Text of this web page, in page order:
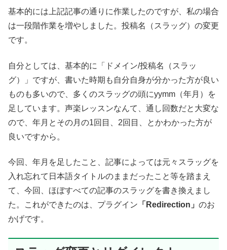
基本的には上記記事の通りに作業したのですが、私の場合
は一段階作業を増やしました。投稿名（スラッグ）の変更
です。
自分としては、基本的に「ドメイン/投稿名（スラッ
グ）」ですが、書いた時期も自分自身が分かった方が良い
ものも多いので、多くのスラッグの頭にyymm（年月）を
足しています。声楽レッスンなんて、通し回数だと大変な
ので、年月とその月の1回目、2回目、とかわかった方が
良いですから。
今回、年月を足したこと、記事によっては元々スラッグを
入れ忘れて日本語タイトルのままだったこと等を踏まえ
て、今回、ほぼすべての記事のスラッグを書き換えまし
た。これができたのは、プラグイン 「Redirection」 のお
かげです。